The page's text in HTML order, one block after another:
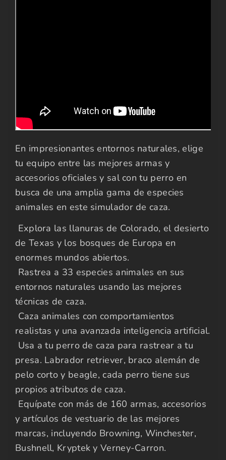
En impresionantes entornos naturales, elige
tu equipo entre las mejores armas y
accesorios oficiales y sal con tu perro en
busca de una amplia gama de especies
animales en este simulador de caza.
 Explora las llanuras de Colorado, el desierto
de Texas y los bosques de Europa en
enormes mundos abiertos.
 Rastrea a 33 especies animales en sus
entornos naturales usando las mejores
técnicas de caza.
 Caza animales con comportamientos
realistas y una avanzada inteligencia artificial.
 Usa a tu perro de caza para rastrear a tu
presa. Labrador retriever, braco alemán de
pelo corto y beagle, cada perro tiene sus
propios atributos de caza.
 Equípate con más de 160 armas, accesorios
y artículos de vestuario de las mejores
marcas, incluyendo Browning, Winchester,
Bushnell, Kryptek y Verney-Carron.